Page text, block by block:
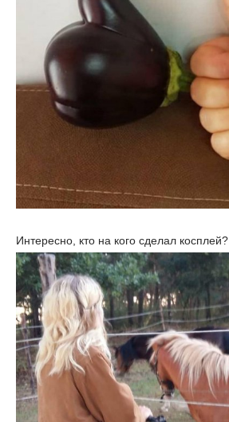
Интересно, кто на кого сделал косплей?